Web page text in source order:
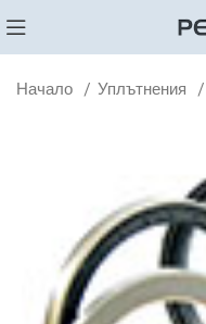
Начало Уплътнения